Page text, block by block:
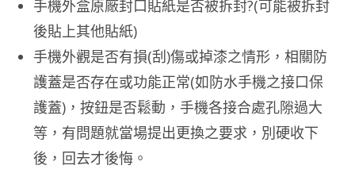
手機外盒原廠封口貼紙是否被拆封?(可能被拆封
後貼上其他貼紙)
手機外觀是否有損(刮)傷或掉漆之情形，相關防
護蓋是否存在或功能正常(如防水手機之接口保
護蓋)，按鈕是否鬆動，手機各接合處孔隙過大
等，有問題就當場提出更換之要求，別硬收下
後，回去才後悔。